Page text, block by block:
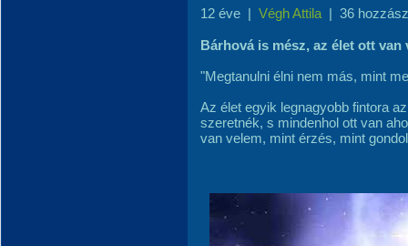
12 éve | Végh Attila | 36
Bárhová is mész, az élet ott van
"Megtanulni élni nem más, mint
Az élet egyik legnagyobb fintora
szeretnék, s mindenhol ott van
van velem, mint érzés, mint